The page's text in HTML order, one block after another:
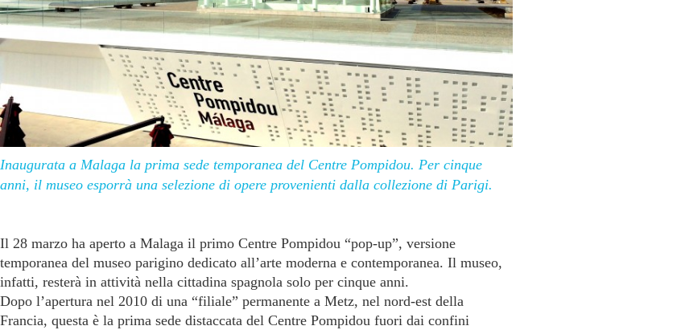
Inaugurata a Malaga la prima sede temporanea del Centre Pompidou. Per cinque
anni, il museo esporrà una selezione di opere provenienti dalla collezione di Parigi.
Il 28 marzo ha aperto a Malaga il primo Centre Pompidou “pop-up”, versione
temporanea del museo parigino dedicato all’arte moderna e contemporanea. Il museo,
infatti, resterà in attività nella cittadina spagnola solo per cinque anni.
Dopo l’apertura nel 2010 di una “filiale” permanente a Metz, nel nord-est della
Francia, questa è la prima sede distaccata del Centre Pompidou fuori dai confini